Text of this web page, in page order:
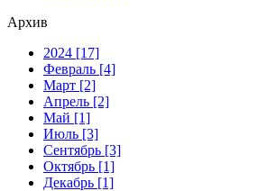
Архив
2024 [17]
Февраль [4]
Март [2]
Апрель [2]
Май [1]
Июль [3]
Сентябрь [3]
Октябрь [1]
Декабрь [1]